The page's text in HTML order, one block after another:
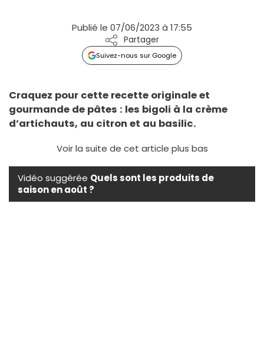
Publié le 07/06/2023 à 17:55
Partager
Suivez-nous sur Google
Craquez pour cette recette originale et
gourmande de pâtes : les bigoli à la crème
d’artichauts, au citron et au basilic.
Voir la suite de cet article plus bas
Vidéo suggérée Quels sont les produits de
saison en août ?